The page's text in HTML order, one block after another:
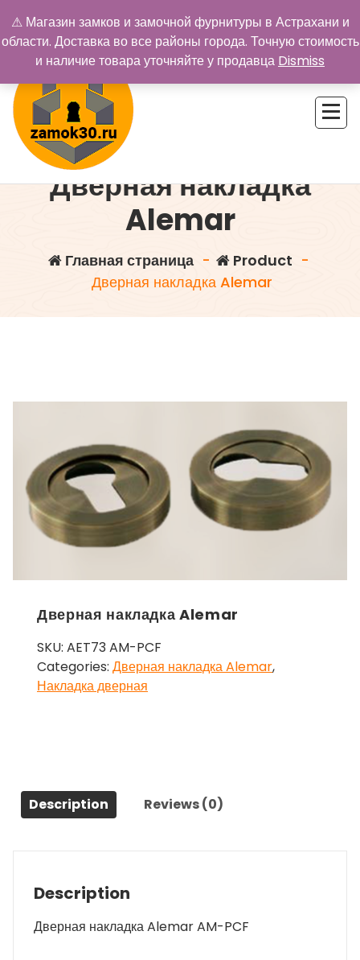
содержимому
Дверная накладка
Alemar
Главная страница - Product -
Дверная накладка Alemar
Дверная накладка Alemar
SKU: AET73 AM-PCF
Categories: Дверная накладка Alemar,
Накладка дверная
Description Reviews (0)
Description
Дверная накладка Alemar AM-PCF
⚠ Магазин замков и замочной фурнитуры в Астрахани и
области. Доставка во все районы города. Точную стоимость
и наличие товара уточняйте у продавца Dismiss